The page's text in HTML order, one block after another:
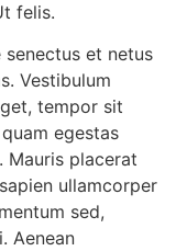
felis.
et netus
Vestibulum
tempor sit
egestas
Mauris placerat
ullamcorper
sed,
Aenean